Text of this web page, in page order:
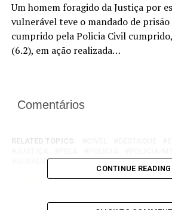
Um homem foragido da Justiça por
vulnerável teve o mandado de
cumprido pela Policia Civil
(6.2), em ação realizada…
Comentários
RELATED TOPICS:
QUERÊNCIA
VULNERÁVEL
CONTINUE READING